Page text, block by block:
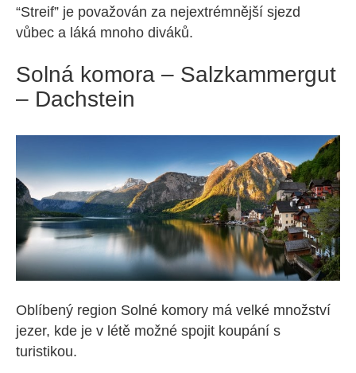
“Streif” je považován za nejextrémnější sjezd
vůbec a láká mnoho diváků.
Solná komora – Salzkammergut
– Dachstein
Oblíbený region Solné komory má velké množství
jezer, kde je v létě možné spojit koupání s
turistikou.